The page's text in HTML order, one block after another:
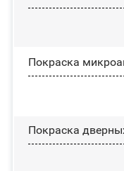
Покраска
Покраска